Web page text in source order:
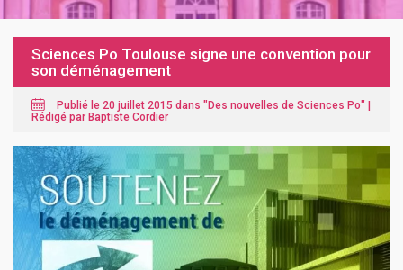
Sciences Po Toulouse signe une convention pour
son déménagement
Publié le 20 juillet 2015 dans "Des nouvelles de Sciences Po" |
Rédigé par Baptiste Cordier